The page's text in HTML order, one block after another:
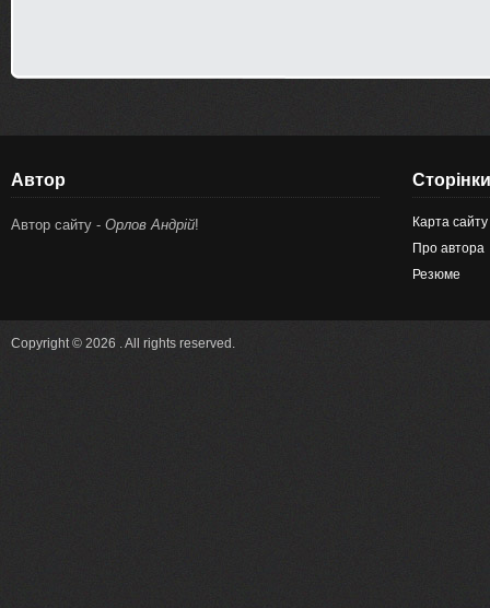
Автор
Автор сайту - Орлов Андрій!
Сторінки
Карта сайту
Про автора
Резюме
Copyright © 2026 . All rights reserved.